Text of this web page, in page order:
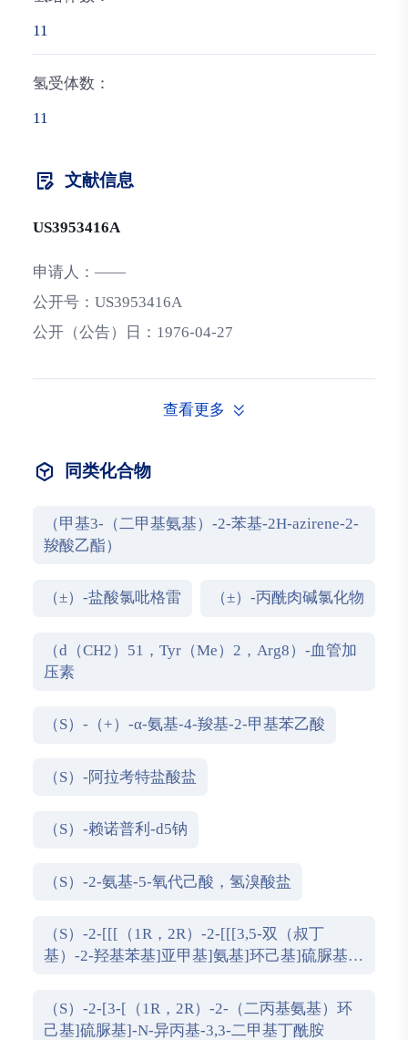
11
氢受体数：
11
文献信息
US3953416A
申请人： ——
公开号： US3953416A
公开（公告）日： 1976-04-27
查看更多
同类化合物
（甲基3-（二甲基氨基）-2-苯基-2H-azirene-2-
羧酸乙酯）
（±）-盐酸氯吡格雷 （±）-丙酰肉碱氯化物
（d（CH2）51，Tyr（Me）2，Arg8）-血管加
压素
（S）-（+）-α-氨基-4-羧基-2-甲基苯乙酸
（S）-阿拉考特盐酸盐
（S）-赖诺普利-d5钠
（S）-2-氨基-5-氧代己酸，氢溴酸盐
（S）-2-[[[（1R，2R）-2-[[[3,5-双（叔丁
基）-2-羟基苯基]亚甲基]氨基]环己基]硫脲基]-
（S）-2-[3-[（1R，2R）-2-（二丙基氨基）环
己基]硫脲基]-N-异丙基-3,3-二甲基丁酰胺